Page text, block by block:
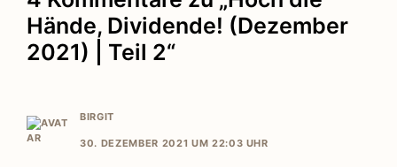
Hände, Dividende! (Dezember
2021) | Teil 2“
BIRGIT
30. DEZEMBER 2021 UM 22:03 UHR